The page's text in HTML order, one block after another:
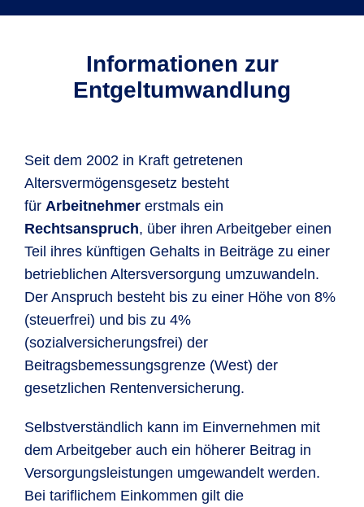
Informationen zur
Entgeltumwandlung
Seit dem 2002 in Kraft getretenen
Altersvermögensgesetz besteht
für Arbeitnehmer erstmals ein
Rechtsanspruch, über ihren Arbeitgeber einen
Teil ihres künftigen Gehalts in Beiträge zu einer
betrieblichen Altersversorgung umzuwandeln.
Der Anspruch besteht bis zu einer Höhe von 8%
(steuerfrei) und bis zu 4%
(sozialversicherungsfrei) der
Beitragsbemessungsgrenze (West) der
gesetzlichen Rentenversicherung.
Selbstverständlich kann im Einvernehmen mit
dem Arbeitgeber auch ein höherer Beitrag in
Versorgungsleistungen umgewandelt werden.
Bei tariflichem Einkommen gilt die